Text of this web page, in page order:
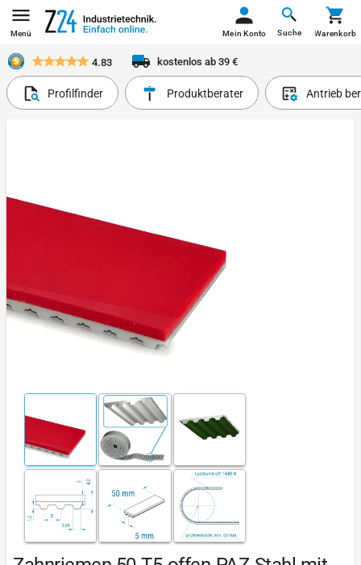
Menü Suche
Mein Konto Warenkorb
4.83 kostenlos ab 39 €
Profilfinder Produktberater Antrieb